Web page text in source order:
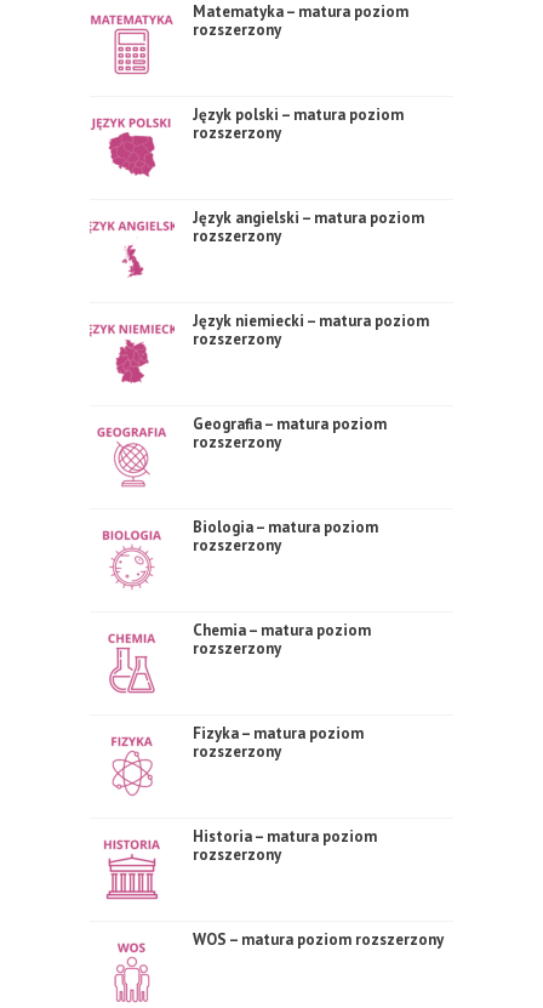
Matematyka – matura poziom
rozszerzony
Język polski – matura poziom
rozszerzony
Język angielski – matura poziom
rozszerzony
Język niemiecki – matura poziom
rozszerzony
Geografia – matura poziom
rozszerzony
Biologia – matura poziom
rozszerzony
Chemia – matura poziom
rozszerzony
Fizyka – matura poziom
rozszerzony
Historia – matura poziom
rozszerzony
WOS – matura poziom rozszerzony